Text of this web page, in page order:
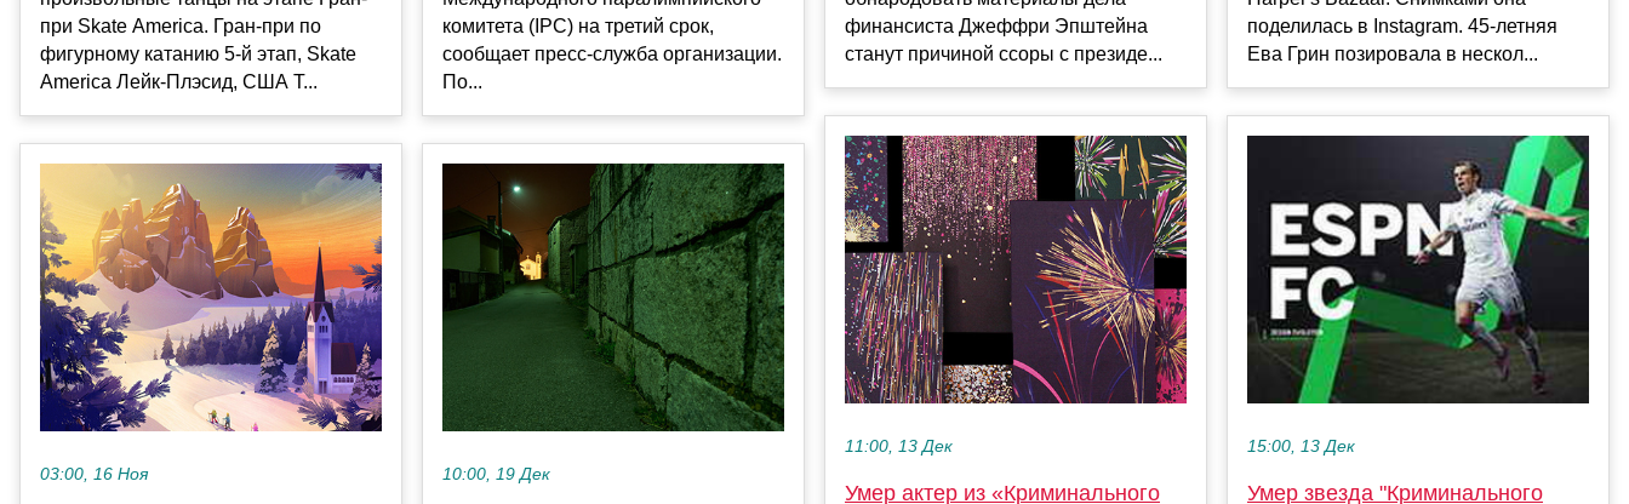
при Skate America. Гран-при по
фигурному катанию 5-й этап, Skate
America Лейк-Плэсид, США Т...
03:00, 16 Ноя
комитета (IPC) на третий срок,
сообщает пресс‑служба организации.
По...
10:00, 19 Дек
финансиста Джеффри Эпштейна
станут причиной ссоры с президе...
11:00, 13 Дек
Умер актер из «Криминального
поделилась в Instagram. 45-летняя
Ева Грин позировала в нескол...
15:00, 13 Дек
Умер звезда "Криминального